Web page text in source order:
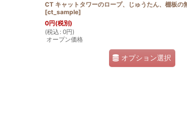
CT キャットタワーのロープ、じゅうたん、棚板の
[ct_sample]
0円(税別)
(税込 : 0円)
オープン価格
オプション選択